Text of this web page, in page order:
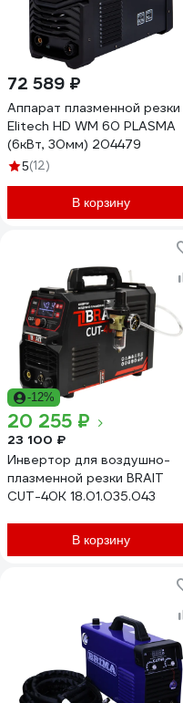
72 589 ₽
Аппарат плазменной резки
Elitech HD WM 60 PLASMA
(6кВт, 30мм) 204479
5(12)
В корзину
-12%
20 255 ₽
23 100 ₽
Инвертор для воздушно-
плазменной резки BRAIT
CUT-40K 18.01.035.043
В корзину